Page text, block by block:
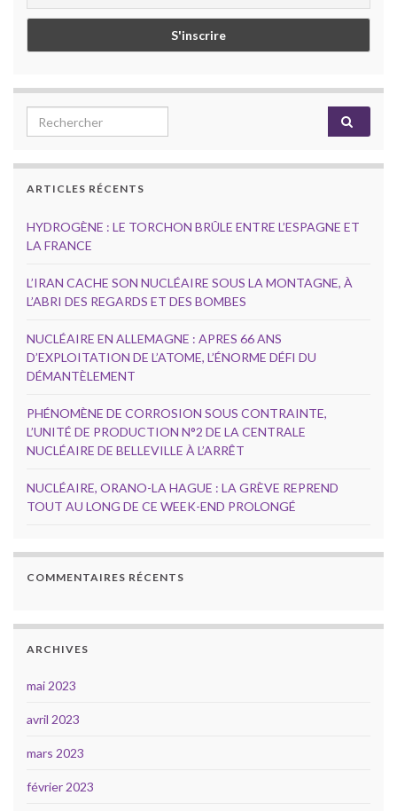
Search for:
ARTICLES RÉCENTS
HYDROGÈNE : LE TORCHON BRÛLE ENTRE L’ESPAGNE ET
LA FRANCE
L’IRAN CACHE SON NUCLÉAIRE SOUS LA MONTAGNE, À
L’ABRI DES REGARDS ET DES BOMBES
NUCLÉAIRE EN ALLEMAGNE : APRES 66 ANS
D’EXPLOITATION DE L’ATOME, L’ÉNORME DÉFI DU
DÉMANTÈLEMENT
PHÉNOMÈNE DE CORROSION SOUS CONTRAINTE,
L’UNITÉ DE PRODUCTION N°2 DE LA CENTRALE
NUCLÉAIRE DE BELLEVILLE À L’ARRÊT
NUCLÉAIRE, ORANO-LA HAGUE : LA GRÈVE REPREND
TOUT AU LONG DE CE WEEK-END PROLONGÉ
COMMENTAIRES RÉCENTS
ARCHIVES
mai 2023
avril 2023
mars 2023
février 2023